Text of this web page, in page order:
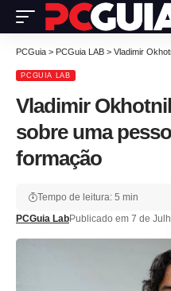
PCGuia > PCGuia LAB > Vladimir
PCGUIA LAB
Vladimir
sobre uma
formação
PCGuia LabPublicado em 7 de
Tempo de leitura: 5 min